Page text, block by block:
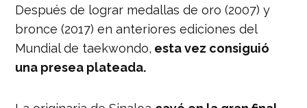
Después de lograr medallas de oro (2007) y
bronce (2017) en anteriores ediciones del
Mundial de taekwondo, esta vez consiguió
una presea plateada.